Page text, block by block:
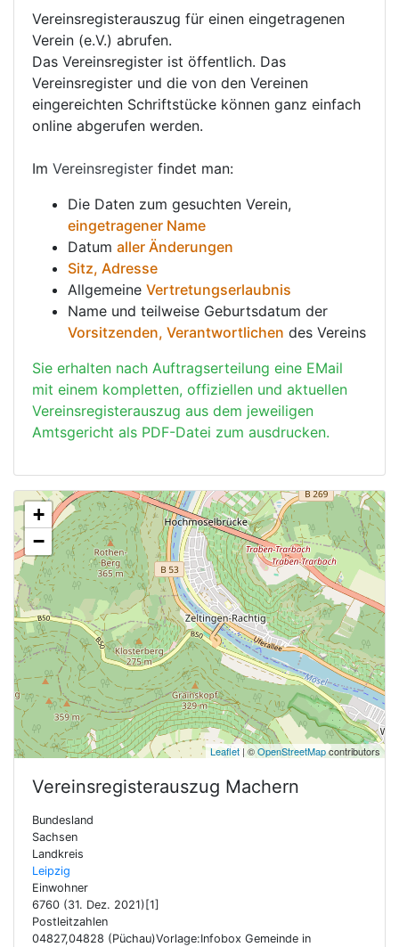
Vereinsregisterauszug für einen eingetragenen
Verein (e.V.) abrufen.
Das Vereinsregister ist öffentlich. Das
Vereinsregister und die von den Vereinen
eingereichten Schriftstücke können ganz einfach
online abgerufen werden.
Im Vereinsregister findet man:
Die Daten zum gesuchten Verein,
eingetragener Name
Datum aller Änderungen
Sitz, Adresse
Allgemeine Vertretungserlaubnis
Name und teilweise Geburtsdatum der
Vorsitzenden, Verantwortlichen des Vereins
Sie erhalten nach Auftragserteilung eine EMail
mit einem kompletten, offiziellen und aktuellen
Vereinsregisterauszug aus dem jeweiligen
Amtsgericht als PDF-Datei zum ausdrucken.
+
−
Leaflet| ©OpenStreetMapcontributors
Vereinsregisterauszug Machern
Bundesland
Sachsen
Landkreis
Leipzig
Einwohner
6760 (31. Dez. 2021)[1]
Postleitzahlen
04827,04828 (Püchau)Vorlage:Infobox Gemeinde in